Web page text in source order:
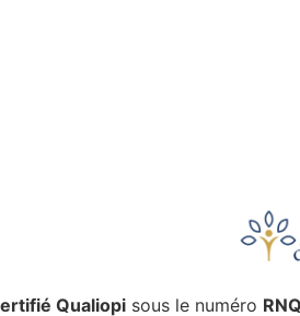
Qualiopisous le numéro